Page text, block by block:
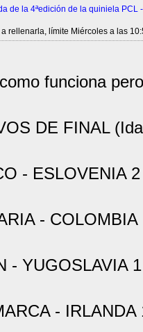
de la 4ªedición de la quiniela PCL
a rellenarla, límite Miércoles a las
funciona
DE FINAL
- ESLOVENIA 2
- COLOMBIA
- YUGOSLAVIA 1
- IRLANDA